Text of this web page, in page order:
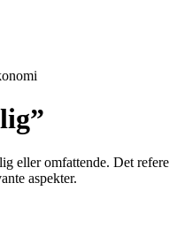
eller omfattende. Det
aspekter.